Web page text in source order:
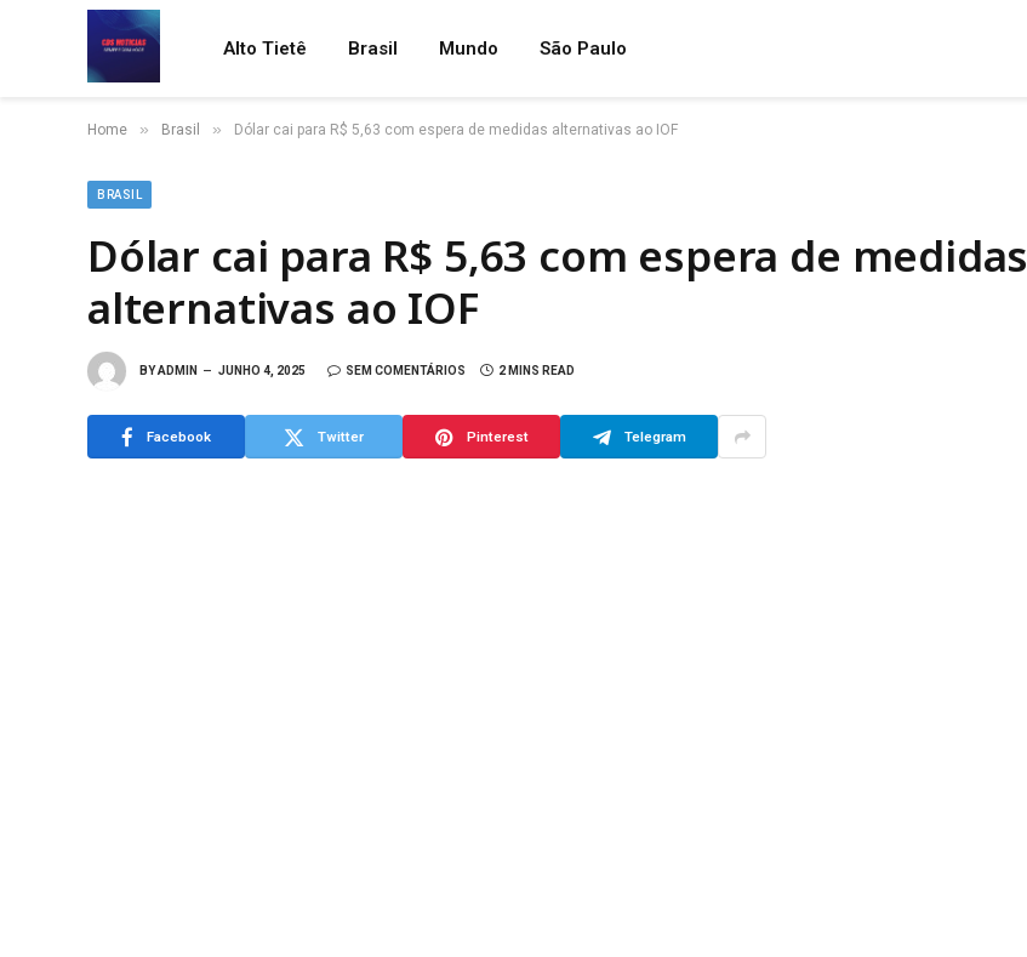
Alto Tietê Brasil Mundo São Paulo
Home » Brasil » Dólar cai para R$ 5,63 com espera de medidas alternativas ao IOF
BRASIL
Dólar cai para R$ 5,63 com espera de medidas
alternativas ao IOF
BYADMIN JUNHO 4, 2025 SEM COMENTÁRIOS 2 MINS READ
Facebook Twitter Pinterest Telegram